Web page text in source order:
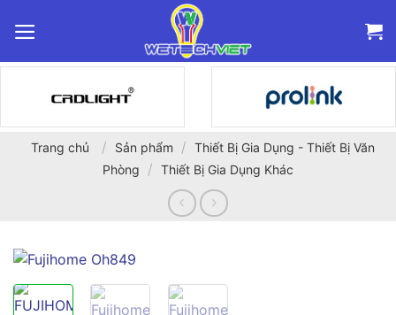
qua
Trang chủ / Sản phẩm / Thiết Bị Gia Dụng - Thiết Bị Văn
Phòng
/ Thiết Bị Gia Dụng Khác